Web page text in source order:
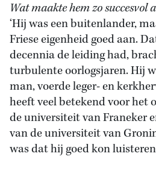
Wat maakte hem zo succesvol
‘Hij was een buitenlander,
Friese eigenheid goed aan.
decennia de leiding had,
turbulente oorlogsjaren. Hij
man, voerde leger- en
heeft veel betekend voor het
de universiteit van Franeker
van de universiteit van
was dat hij goed kon